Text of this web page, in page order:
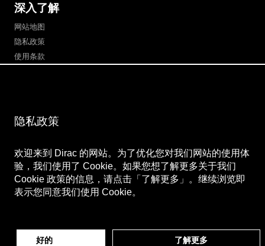
隐私政策
欢迎来到 Dirac 的网站。为了优化您对我们网站的使用体
验，我们使用了 Cookie。如果您想了解更多关于我们
Cookie 政策的信息，请点击「了解更多」。继续浏览即
表示您同意我们使用 Cookie。
了解更多
深入了解
网站地图
隐私政策
使用条款
微博
微信公众号 微信视频号